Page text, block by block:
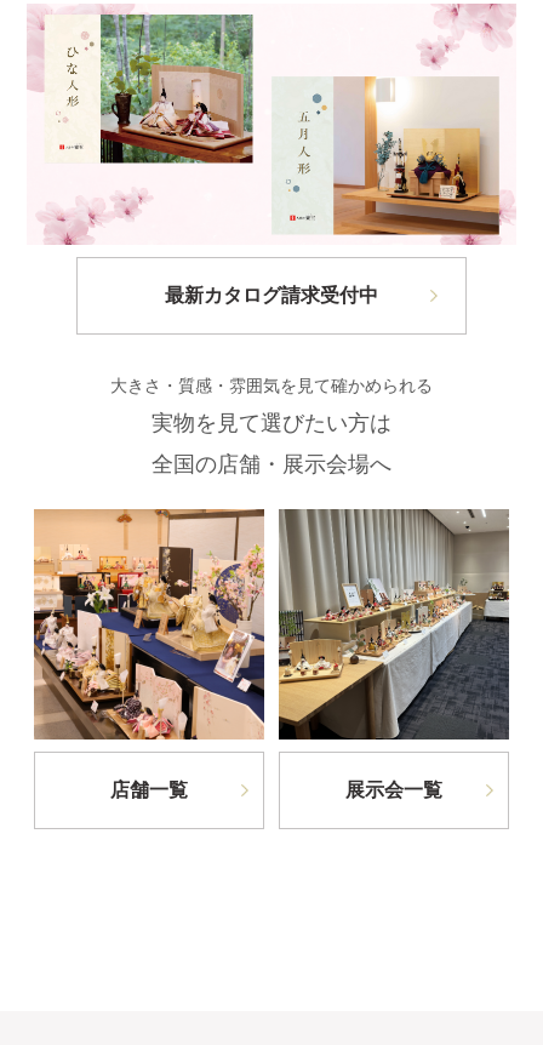
最新カタログ請求受付中
大きさ・質感・雰囲気を見て確かめられる
実物を見て選びたい方は
全国の店舗・展示会場へ
店舗一覧 展示会一覧